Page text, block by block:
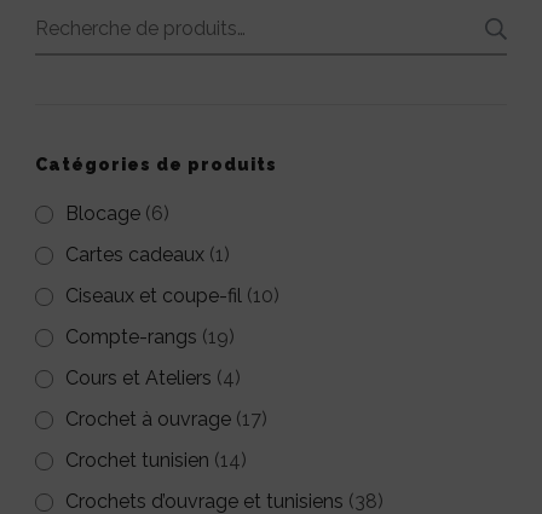
variations.
peuvent
être
choisies
sur
page
variations.
Recherche
Catégories de produits
Blocage (6)
Cartes cadeaux (1)
Ciseaux et coupe-fil (10)
Compte-rangs (19)
Cours et Ateliers (4)
Crochet à ouvrage (17)
Crochet tunisien (14)
Crochets d’ouvrage et tunisiens (38)